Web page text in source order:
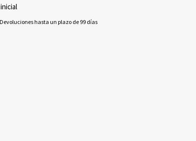
Devoluciones hasta un plazo de 99 días